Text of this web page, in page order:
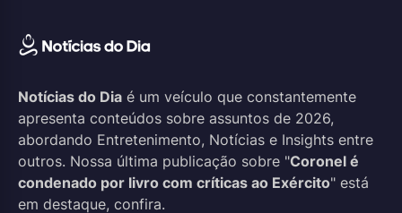
Notícias do Dia é um veículo que constantemente
apresenta conteúdos sobre assuntos de 2026,
abordando Entretenimento, Notícias e Insights entre
outros. Nossa última publicação sobre "Coronel é
condenado por livro com críticas ao Exército" está
em destaque, confira.